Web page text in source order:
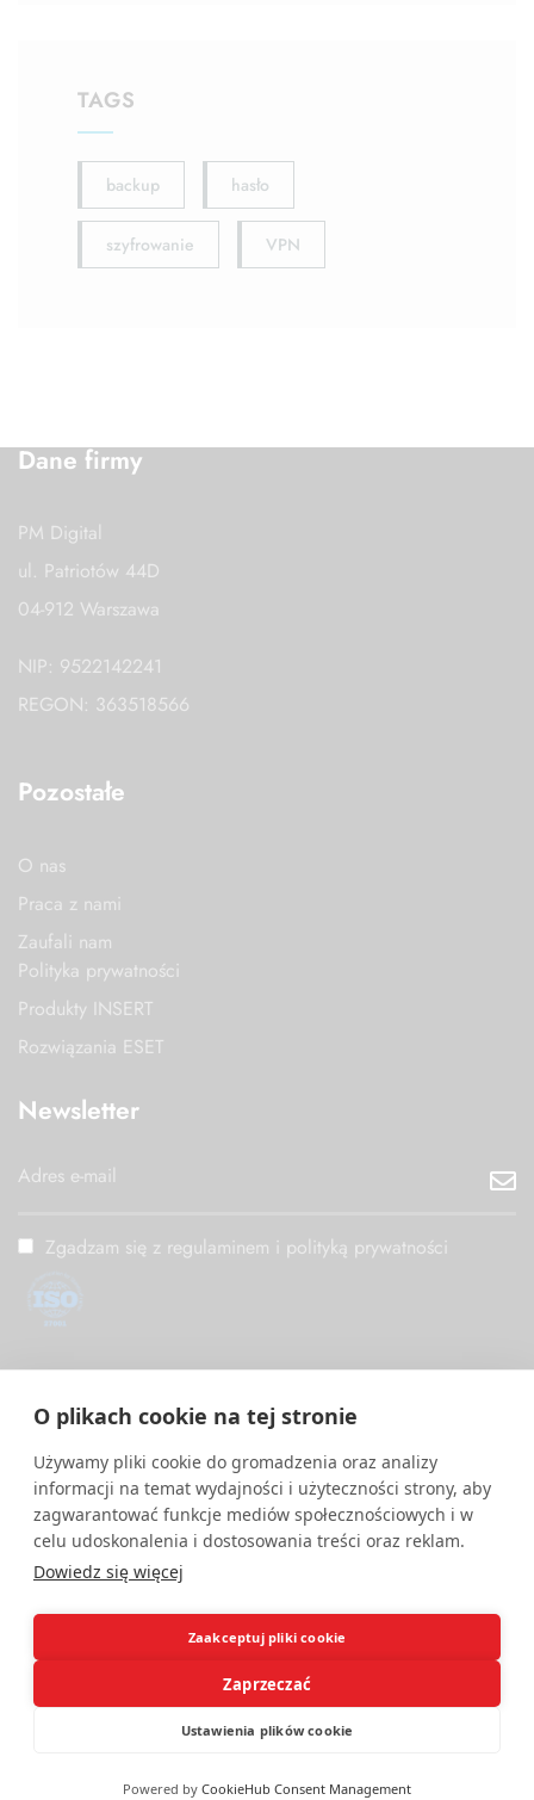
O plikach cookie na tej stronie
Używamy pliki cookie do gromadzenia oraz analizy
informacji na temat wydajności i użyteczności strony, aby
zagwarantować funkcje mediów społecznościowych i w
celu udoskonalenia i dostosowania treści oraz reklam.
Dowiedz się więcej
Zaakceptuj pliki cookie
Zaprzeczać
Ustawienia plików cookie
Powered by CookieHub Consent Management
TAGS
backup hasło
szyfrowanie VPN
Dane firmy
PM Digital
ul. Patriotów 44D
04-912 Warszawa
NIP: 9522142241
REGON: 363518566
Pozostałe
O nas
Praca z nami
Zaufali nam
Polityka prywatności
Produkty INSERT
Rozwiązania ESET
Newsletter
Zgadzam się z regulaminem i polityką prywatności
ISO/IEC 27001
Bezpieczeństwem Informacji zgodny z międzynarodową normą
ISO/IEC 27001.